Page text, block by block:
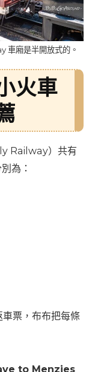
車廂是半開放式的。
火車
Railway）共有
為：
票，布布把每條
to Menzies